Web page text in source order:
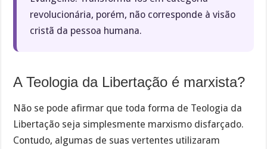
revolucionária, porém, não corresponde à visão
cristã da pessoa humana.
A Teologia da Libertação é marxista?
Não se pode afirmar que toda forma de Teologia da
Libertação seja simplesmente marxismo disfarçado.
Contudo, algumas de suas vertentes utilizaram